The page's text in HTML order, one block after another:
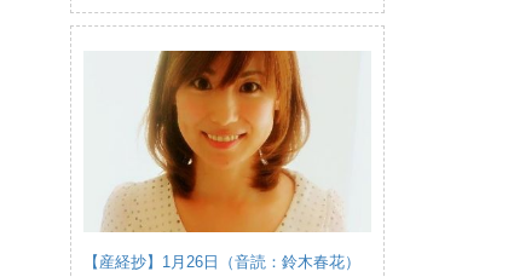
【産経抄】1月26日（音読：鈴木春花）